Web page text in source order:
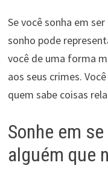
Se você sonha em
sonho pode
você de uma forma
aos seus crimes.
quem sabe coisas
Sonhe em
alguém que